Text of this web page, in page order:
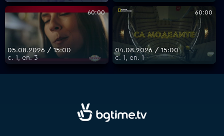
60:00
05.08.2026 / 15:00
с. 1, еп. 3
60:00
04.08.2026 / 15:00
с. 1, еп. 1